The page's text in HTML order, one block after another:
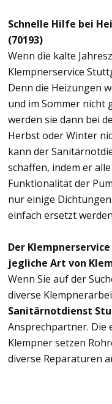
Schnelle Hilfe bei
(70193)
Wenn die kalte
Klempnerservice
Denn die Heizungen
und im Sommer nicht
werden sie dann bei
Herbst oder Winter
kann der
schaffen, indem er
Funktionalität der
nur einige
einfach ersetzt
Der
jegliche Art von
Wenn Sie auf der
diverse
Sanitärnotdienst
Ansprechpartner.
Klempner setzen
diverse Reparaturen